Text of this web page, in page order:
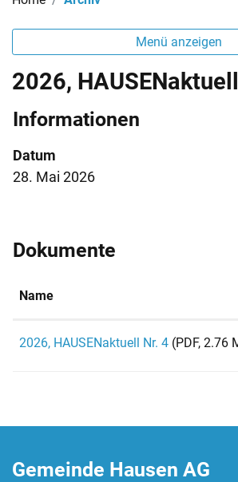
Menü anzeigen
2026,
Informationen
Datum
28. Mai 2026
Dokumente
Name
2026, HAUSENaktuell Nr. 4 (PDF, 2.76
Gemeinde Hausen AG